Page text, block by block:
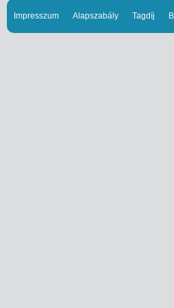
Impresszum Alapszabály Tagdíj